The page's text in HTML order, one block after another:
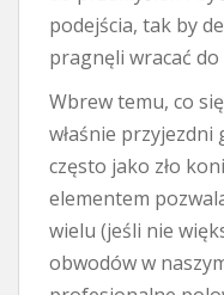
podejścia, tak by
pragnęli wracać do
Wbrew temu, co
właśnie
często jako zło
elementem
wielu (jeśli nie
obwodów w